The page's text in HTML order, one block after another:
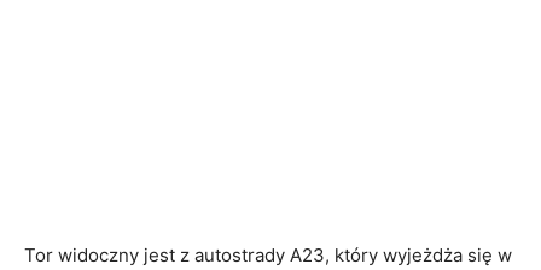
Tor widoczny jest z autostrady A23, który wyjeżdża się w